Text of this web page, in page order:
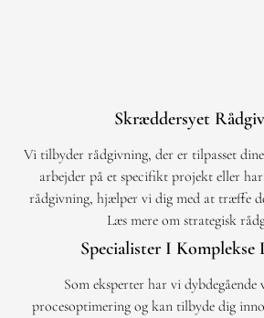
Skræddersyet
Vi tilbyder rådgivning, der er tilpasset
arbejder på et specifikt projekt eller
rådgivning, hjælper vi dig med at træffe
Læs mere om strategisk
Specialister I Komplekse
Som eksperter har vi
procesoptimering og kan tilbyde dig